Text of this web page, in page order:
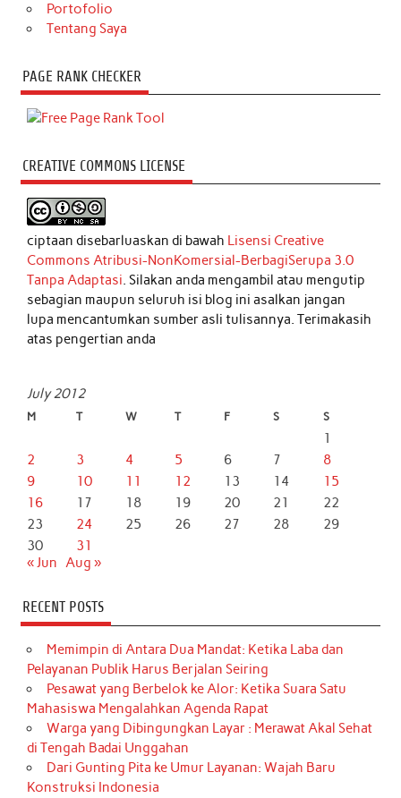
Portofolio
Tentang Saya
PAGE RANK CHECKER
CREATIVE COMMONS LICENSE
ciptaan disebarluaskan di bawah Lisensi Creative
Commons Atribusi-NonKomersial-BerbagiSerupa 3.0
Tanpa Adaptasi. Silakan anda mengambil atau mengutip
sebagian maupun seluruh isi blog ini asalkan jangan
lupa mencantumkan sumber asli tulisannya. Terimakasih
atas pengertian anda
July 2012
M T W T F S S
1
2
3 4 5 6 7
8
9
10 11 12 13 14
15
16
17 18 19 20 21
22
23
24 25 26 27 28
29
30
31
« Jun Aug »
RECENT POSTS
Memimpin di Antara Dua Mandat: Ketika Laba dan
Pelayanan Publik Harus Berjalan Seiring
Pesawat yang Berbelok ke Alor: Ketika Suara Satu
Mahasiswa Mengalahkan Agenda Rapat
Warga yang Dibingungkan Layar : Merawat Akal Sehat
di Tengah Badai Unggahan
Dari Gunting Pita ke Umur Layanan: Wajah Baru
Konstruksi Indonesia